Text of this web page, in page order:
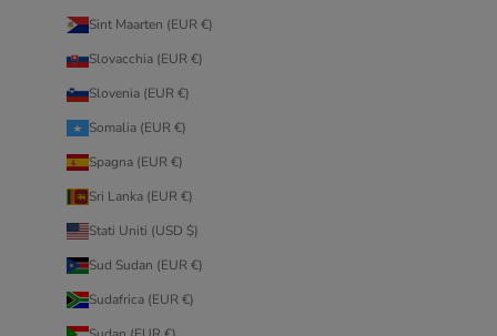
Sint Maarten (EUR €)
Slovacchia (EUR €)
Slovenia (EUR €)
Somalia (EUR €)
Spagna (EUR €)
Sri Lanka (EUR €)
Stati Uniti (USD $)
Sud Sudan (EUR €)
Sudafrica (EUR €)